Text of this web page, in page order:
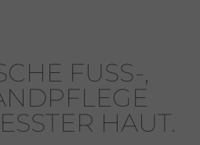
FUSS-, B
B
HAUT.